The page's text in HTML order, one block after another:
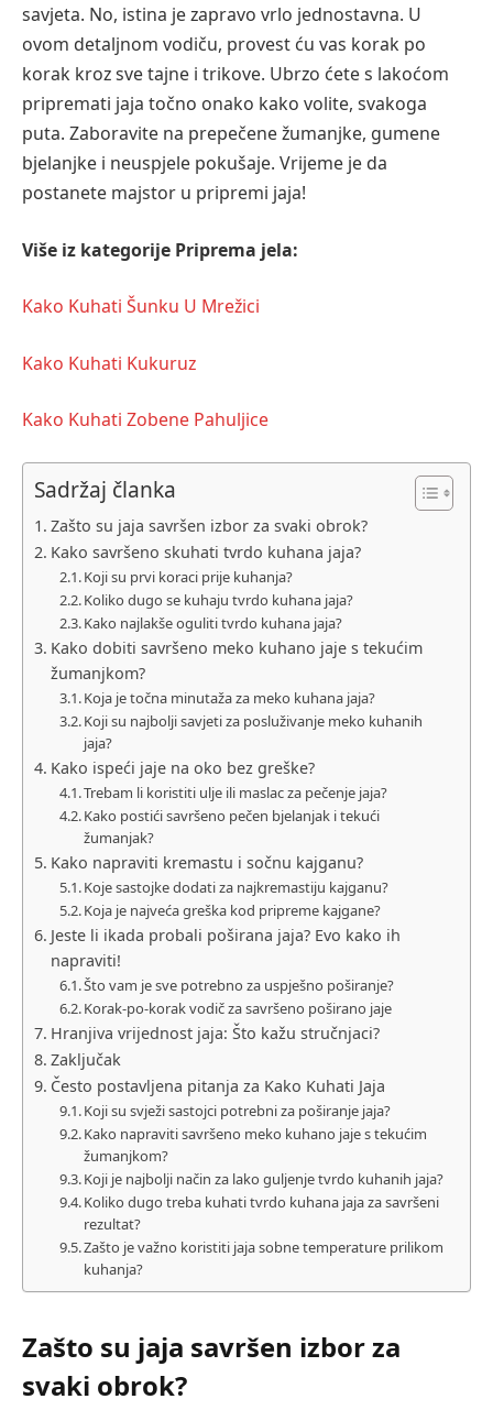
savjeta. No, istina je zapravo vrlo jednostavna. U
ovom detaljnom vodiču, provest ću vas korak po
korak kroz sve tajne i trikove. Ubrzo ćete s lakoćom
pripremati jaja točno onako kako volite, svakoga
puta. Zaboravite na prepečene žumanjke, gumene
bjelanjke i neuspjele pokušaje. Vrijeme je da
postanete majstor u pripremi jaja!
Više iz kategorije Priprema jela:
Kako Kuhati Šunku U Mrežici
Kako Kuhati Kukuruz
Kako Kuhati Zobene Pahuljice
Sadržaj članka
Zašto su jaja savršen izbor za svaki obrok?
Kako savršeno skuhati tvrdo kuhana jaja?
Koji su prvi koraci prije kuhanja?
Koliko dugo se kuhaju tvrdo kuhana jaja?
Kako najlakše oguliti tvrdo kuhana jaja?
Kako dobiti savršeno meko kuhano jaje s tekućim
žumanjkom?
Koja je točna minutaža za meko kuhana jaja?
Koji su najbolji savjeti za posluživanje meko kuhanih
jaja?
Kako ispeći jaje na oko bez greške?
Trebam li koristiti ulje ili maslac za pečenje jaja?
Kako postići savršeno pečen bjelanjak i tekući
žumanjak?
Kako napraviti kremastu i sočnu kajganu?
Koje sastojke dodati za najkremastiju kajganu?
Koja je najveća greška kod pripreme kajgane?
Jeste li ikada probali poširana jaja? Evo kako ih
napraviti!
Što vam je sve potrebno za uspješno poširanje?
Korak-po-korak vodič za savršeno poširano jaje
Hranjiva vrijednost jaja: Što kažu stručnjaci?
Zaključak
Često postavljena pitanja za Kako Kuhati Jaja
Koji su svježi sastojci potrebni za poširanje jaja?
Kako napraviti savršeno meko kuhano jaje s tekućim
žumanjkom?
Koji je najbolji način za lako guljenje tvrdo kuhanih jaja?
Koliko dugo treba kuhati tvrdo kuhana jaja za savršeni
rezultat?
Zašto je važno koristiti jaja sobne temperature prilikom
kuhanja?
Zašto su jaja savršen izbor za
svaki obrok?